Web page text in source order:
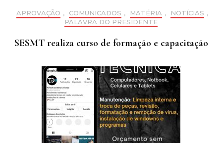
APROVAÇÃO , COMUNICADOS , MATÉRIA , NOTÍCIAS ,
PALAVRA DO PRESIDENTE
SESMT realiza curso de formação e capacitação